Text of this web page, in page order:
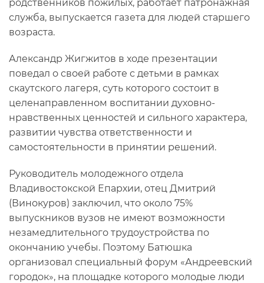
родственников пожилых, работает патронажная
служба, выпускается газета для людей старшего
возраста.
Александр Жигжитов в ходе презентации
поведал о своей работе с детьми в рамках
скаутского лагеря, суть которого состоит в
целенаправленном воспитании духовно-
нравственных ценностей и сильного характера,
развитии чувства ответственности и
самостоятельности в принятии решений.
Руководитель молодежного отдела
Владивостокской Епархии, отец Дмитрий
(Винокуров) заключил, что около 75%
выпускников вузов не имеют возможности
незамедлительного трудоустройства по
окончанию учебы. Поэтому Батюшка
организовал специальный форум «Андреевский
городок», на площадке которого молодые люди